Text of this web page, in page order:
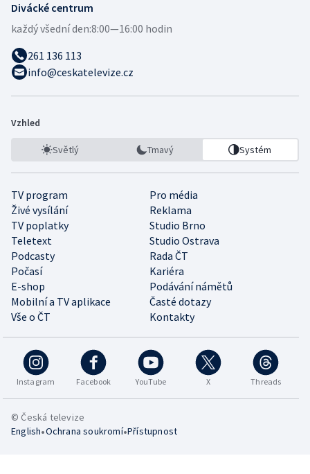
Divácké centrum
každý všední den:8:00—16:00 hodin
261 136 113
info@ceskatelevize.cz
Vzhled
Světlý Tmavý Systém
TV program
Pro média
Živé vysílání
Reklama
TV poplatky
Studio Brno
Teletext
Studio Ostrava
Podcasty
Rada ČT
Počasí
Kariéra
E-shop
Podávání námětů
Mobilní a TV aplikace
Časté dotazy
Vše o ČT
Kontakty
Instagram Facebook YouTube X Threads
© Česká televize
English•Ochrana soukromí•Přístupnost